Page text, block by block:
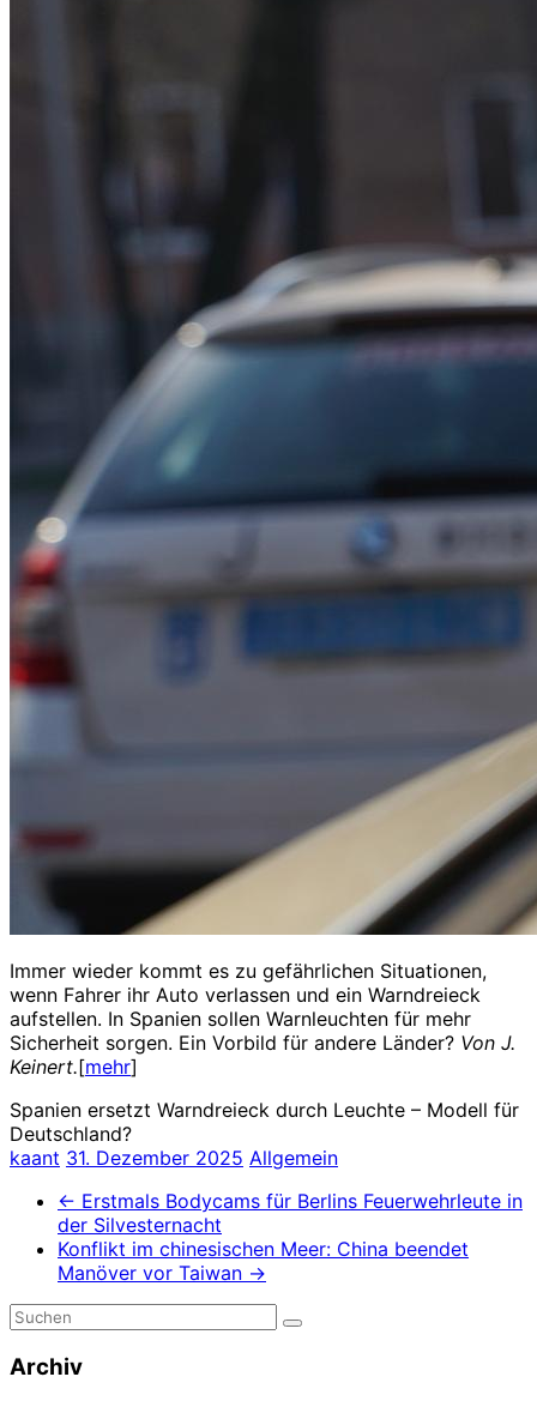
Immer wieder kommt es zu gefährlichen Situationen,
wenn Fahrer ihr Auto verlassen und ein Warndreieck
aufstellen. In Spanien sollen Warnleuchten für mehr
Sicherheit sorgen. Ein Vorbild für andere Länder? Von J.
Keinert.[mehr]
Spanien ersetzt Warndreieck durch Leuchte – Modell für
Deutschland?
kaant 31. Dezember 2025 Allgemein
← Erstmals Bodycams für Berlins Feuerwehrleute in
der Silvesternacht
Konflikt im chinesischen Meer: China beendet
Manöver vor Taiwan →
Archiv